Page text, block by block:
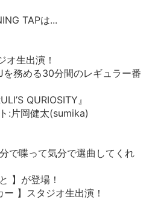
TAPは...
オ生出演！
務める30分間のレギュラー番
QURIOSITY』
岡健太(sumika)
で喋って気分で選曲してくれ
が登場！
】スタジオ生出演！